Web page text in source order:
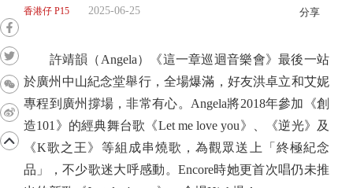
香港仔 P15 2025-06-25 分享
許靖韻（Angela）《這一章巡迴音樂會》最後一站
於廣州中山紀念堂舉行，全場爆滿，好友洪卓立和艾妮
專程到廣州撐場，非常有心。Angela將2018年參加《創
造101》的經典舞台歌《Let me love you》、《逆光》及
《K歌之王》等組成串燒歌，為觀眾送上「終極紀念
品」，不少歌迷大呼感動。Encore時她更首次唱仍未推